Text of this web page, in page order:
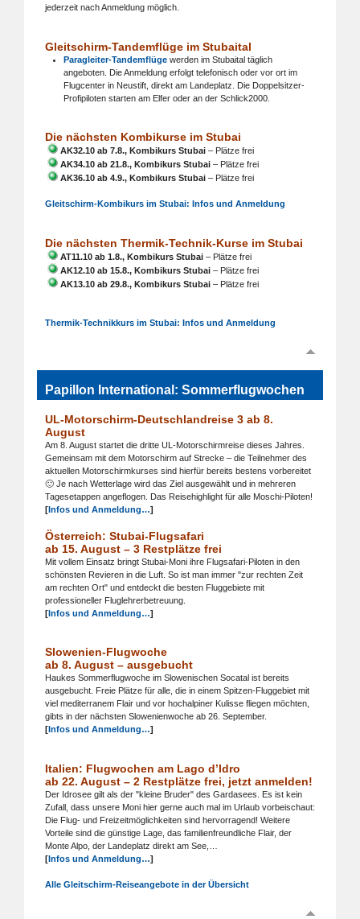
jederzeit nach Anmeldung möglich.
Gleitschirm-Tandemflüge im Stubaital
Paragleiter-Tandemflüge werden im Stubaital täglich
angeboten. Die Anmeldung erfolgt telefonisch oder vor ort im
Flugcenter in Neustift, direkt am Landeplatz. Die Doppelsitzer-
Profipiloten starten am Elfer oder an der Schlick2000.
Die nächsten Kombikurse im Stubai
AK32.10 ab 7.8., Kombikurs Stubai – Plätze frei
AK34.10 ab 21.8., Kombikurs Stubai – Plätze frei
AK36.10 ab 4.9., Kombikurs Stubai – Plätze frei
Gleitschirm-Kombikurs im Stubai: Infos und Anmeldung
Die nächsten Thermik-Technik-Kurse im Stubai
AT11.10 ab 1.8., Kombikurs Stubai – Plätze frei
AK12.10 ab 15.8., Kombikurs Stubai – Plätze frei
AK13.10 ab 29.8., Kombikurs Stubai – Plätze frei
Thermik-Technikkurs im Stubai: Infos und Anmeldung
Papillon International: Sommerflugwochen
UL-Motorschirm-Deutschlandreise 3 ab 8.
August
Am 8. August startet die dritte UL-Motorschirmreise dieses Jahres.
Gemeinsam mit dem Motorschirm auf Strecke – die Teilnehmer des
aktuellen Motorschirmkurses sind hierfür bereits bestens vorbereitet
🙂 Je nach Wetterlage wird das Ziel ausgewählt und in mehreren
Tagesetappen angeflogen. Das Reisehighlight für alle Moschi-Piloten!
[Infos und Anmeldung…]
Österreich: Stubai-Flugsafari
ab 15. August – 3 Restplätze frei
Mit vollem Einsatz bringt Stubai-Moni ihre Flugsafari-Piloten in den
schönsten Revieren in die Luft. So ist man immer "zur rechten Zeit
am rechten Ort" und entdeckt die besten Fluggebiete mit
professioneller Fluglehrerbetreuung.
[Infos und Anmeldung…]
Slowenien-Flugwoche
ab 8. August – ausgebucht
Haukes Sommerflugwoche im Slowenischen Socatal ist bereits
ausgebucht. Freie Plätze für alle, die in einem Spitzen-Fluggebiet mit
viel mediterranem Flair und vor hochalpiner Kulisse fliegen möchten,
gibts in der nächsten Slowenienwoche ab 26. September.
[Infos und Anmeldung…]
Italien: Flugwochen am Lago d’Idro
ab 22. August – 2 Restplätze frei, jetzt anmelden!
Der Idrosee gilt als der "kleine Bruder" des Gardasees. Es ist kein
Zufall, dass unsere Moni hier gerne auch mal im Urlaub vorbeischaut:
Die Flug- und Freizeitmöglichkeiten sind hervorragend! Weitere
Vorteile sind die günstige Lage, das familienfreundliche Flair, der
Monte Alpo, der Landeplatz direkt am See,…
[Infos und Anmeldung…]
Alle Gleitschirm-Reiseangebote in der Übersicht